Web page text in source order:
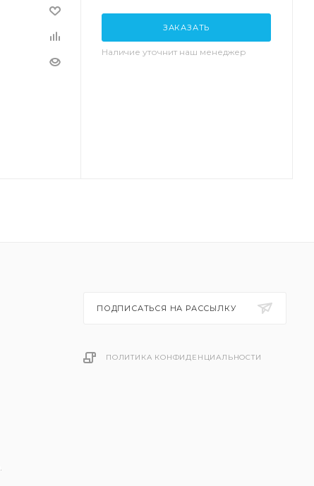
ЗАКАЗАТЬ
Наличие уточнит наш менеджер
ПОДПИСАТЬСЯ НА РАССЫЛКУ
ПОЛИТИКА КОНФИДЕНЦИАЛЬНОСТИ